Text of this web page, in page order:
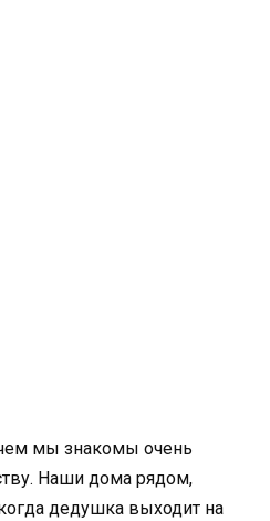
мы знакомы очень
Наши дома рядом,
дедушка выходит на